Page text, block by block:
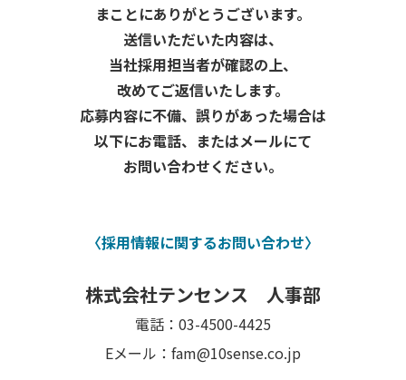
まことにありがとうございます。
送信いただいた内容は、
当社採用担当者が確認の上、
改めてご返信いたします。
応募内容に不備、誤りがあった場合は
以下にお電話、またはメールにて
お問い合わせください。
〈採用情報に関するお問い合わせ〉
株式会社テンセンス 人事部
電話：03-4500-4425
Eメール：fam@10sense.co.jp